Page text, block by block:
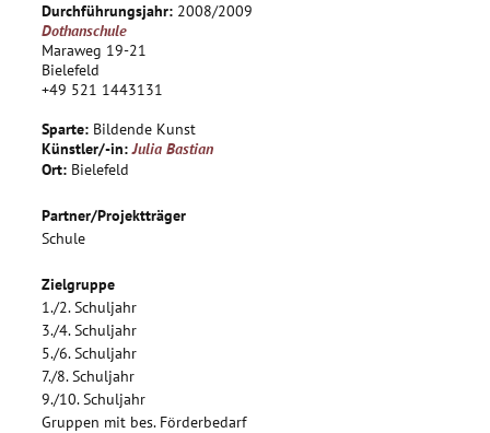
Erfahrung von Selbstwahrnehmung und Fremdbild beim
Arbeiten in der Gruppe.
Ziel: Skulpturen
Durchführungsjahr: 2008/2009
Dothanschule
Maraweg 19-21
Bielefeld
+49 521 1443131
Sparte: Bildende Kunst
Künstler/-in: Julia Bastian
Ort: Bielefeld
Partner/Projektträger
Schule
Zielgruppe
1./2. Schuljahr
3./4. Schuljahr
5./6. Schuljahr
7./8. Schuljahr
9./10. Schuljahr
Gruppen mit bes. Förderbedarf